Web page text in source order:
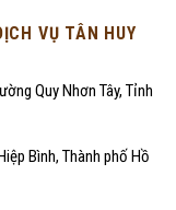
VỤ TÂN HUY
Quy Nhơn Tây, Tỉnh
Bình, Thành phố Hồ